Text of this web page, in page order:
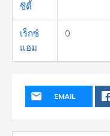
ซิตี้
เร็กซ์
แฮม
0
EMAIL